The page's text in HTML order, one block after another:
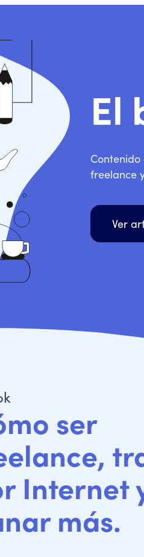
El
freelance
Ver
ser
Internet
más.